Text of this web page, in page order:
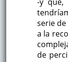
serie
a la
de